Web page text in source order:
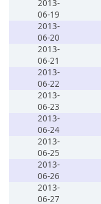
2013-
06-19
2013-
06-20
2013-
06-21
2013-
06-22
2013-
06-23
2013-
06-24
2013-
06-25
2013-
06-26
2013-
06-27